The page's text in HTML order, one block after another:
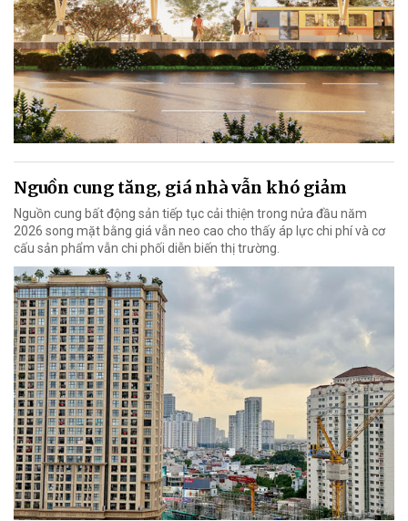
Nguồn cung tăng, giá nhà vẫn khó giảm
Nguồn cung bất động sản tiếp tục cải thiện trong nửa đầu năm
2026 song mặt bằng giá vẫn neo cao cho thấy áp lực chi phí và cơ
cấu sản phẩm vẫn chi phối diễn biến thị trường.